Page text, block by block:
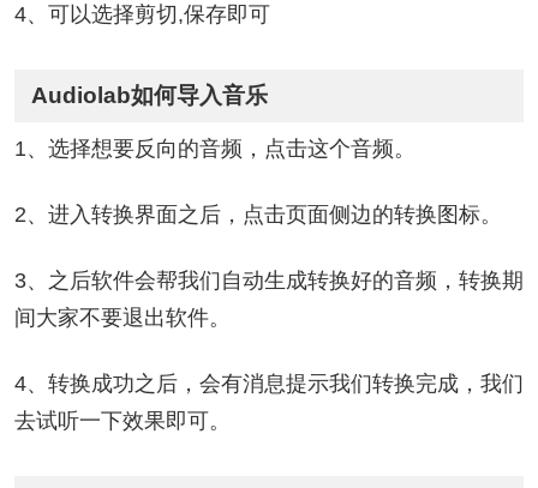
4、可以选择剪切,保存即可
Audiolab如何导入音乐
1、选择想要反向的音频，点击这个音频。
2、进入转换界面之后，点击页面侧边的转换图标。
3、之后软件会帮我们自动生成转换好的音频，转换期
间大家不要退出软件。
4、转换成功之后，会有消息提示我们转换完成，我们
去试听一下效果即可。